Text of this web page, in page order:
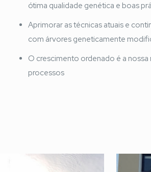
ótima qualidade genética e boas
Aprimorar as técnicas atuais e
com árvores geneticamente
O crescimento ordenado é a
processos